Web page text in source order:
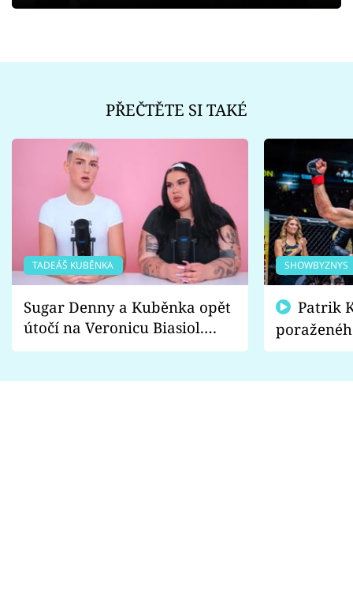
PŘEČTĚTE SI TAKÉ
TADEÁŠ KUBĚNKA
Sugar Denny a Kuběnka opět
útočí na Veronicu Biasiol.
Proč je podle nich falešná a
SHOWBYZNYS
fanoušci